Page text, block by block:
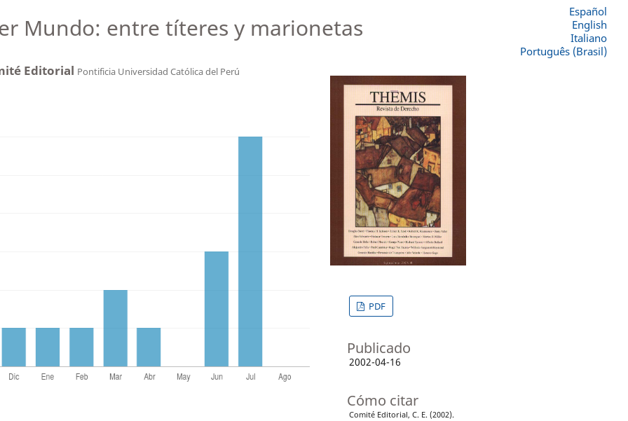
Mundo: entre títeres y marionetas
Editorial Pontificia Universidad Católica del Perú
PDF
Publicado
2002-04-16
Cómo citar
Comité Editorial, C. E. (2002).
Español
English
Italiano
Português (Brasil)